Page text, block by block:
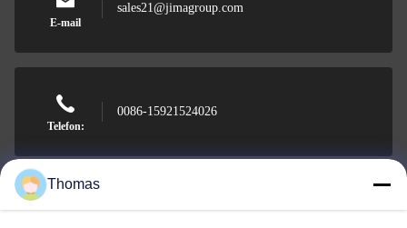
E-mail
sales21@jimagroup.com
Telefon:
0086-15921524026
Thomas